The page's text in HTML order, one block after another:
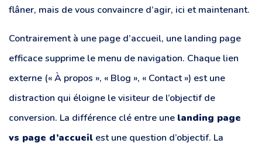
flâner, mais de vous convaincre d’agir, ici et maintenant.
Contrairement à une page d’accueil, une landing page
efficace supprime le menu de navigation. Chaque lien
externe (« À propos », « Blog », « Contact ») est une
distraction qui éloigne le visiteur de l’objectif de
conversion. La différence clé entre une landing page
vs page d’accueil est une question d’objectif. La